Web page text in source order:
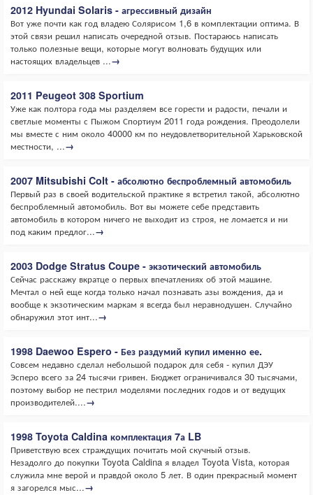
2012 Hyundai Solaris - агрессивный дизайн
Вот уже почти как год владею Солярисом 1,6 в комплектации оптима. В
этой связи решил написать очередной отзыв. Постараюсь написать
только полезные вещи, которые могут волновать будущих или
настоящих владельцев ...→
2011 Peugeot 308 Sportium
Уже как полтора года мы разделяем все горести и радости, печали и
светлые моменты с Пыжом Спортиум 2011 года рождения. Преодолели
мы вместе с ним около 40000 км по неудовлетворительной Харьковской
местности, ...→
2007 Mitsubishi Colt - абсолютно беспроблемный автомобиль
Первый раз в своей водительской практике я встретил такой, абсолютно
беспроблемный автомобиль. Вот вы можете себе представить
автомобиль в котором ничего не выходит из строя, не ломается и ни
под каким предлог...→
2003 Dodge Stratus Coupe - экзотический автомобиль
Сейчас расскажу вкратце о первых впечатлениях об этой машине.
Мечтал о ней еще когда только начал познавать азы вождения, да и
вообще к экзотическим маркам я всегда был неравнодушен. Случайно
обнаружил этот инт...→
1998 Daewoo Espero - Без раздумий купил именно ее.
Совсем недавно сделал небольшой подарок для себя - купил ДЭУ
Эсперо всего за 24 тысячи гривен. Бюджет ограничивался 30 тысячами,
поэтому выбор не пестрил моделями последних годов и от ведущих
производителей....→
1998 Toyota Caldina комплектация 7а LB
Приветствую всех страждущих почитать мой скучный отзыв.
Незадолго до покупки Toyota Caldina я владел Toyota Vista, которая
служила мне верой и правдой около 5 лет. В один прекрасный момент
я загорелся мыс...→